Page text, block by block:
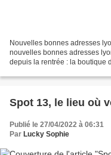
Nouvelles bonnes adresses
nouvelles bonnes adresses
depuis la rentrée : la boutique
Spot 13, le lieu où
Publié le 27/04/2022 à 06:31
Par Lucky Sophie